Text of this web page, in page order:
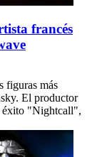
francés
figuras más
El productor
éxito "Nightcall",